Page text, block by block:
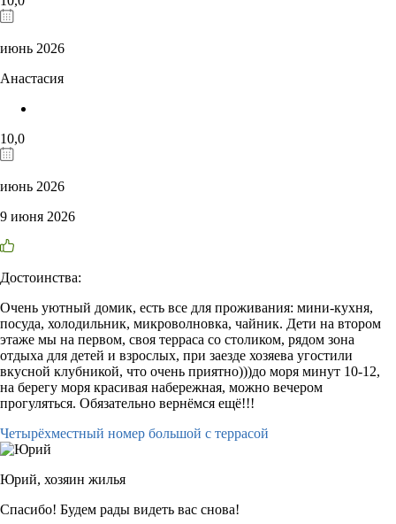
июнь 2026
Анастасия
10,0
июнь 2026
9 июня 2026
Достоинства:
Очень уютный домик, есть все для проживания: мини-кухня,
посуда, холодильник, микроволновка, чайник. Дети на втором
этаже мы на первом, своя терраса со столиком, рядом зона
отдыха для детей и взрослых, при заезде хозяева угостили
вкусной клубникой, что очень приятно)))до моря минут 10-12,
на берегу моря красивая набережная, можно вечером
прогуляться. Обязательно вернёмся ещё!!!
Четырёхместный номер большой с террасой
Юрий, хозяин жилья
Спасибо! Будем рады видеть вас снова!